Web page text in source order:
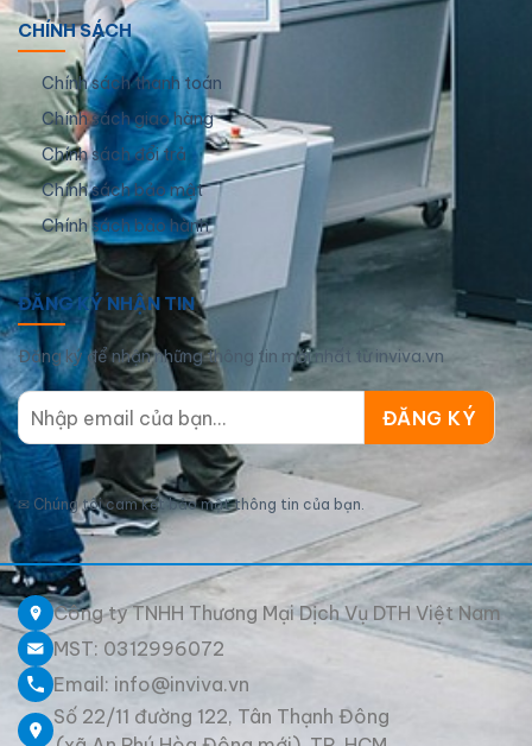
CHÍNH SÁCH
Chính sách thanh toán
Chính sách giao hàng
Chính sách đổi trả
Chính sách bảo mật
Chính sách bảo hành
ĐĂNG KÝ NHẬN TIN
Đăng ký để nhận những thông tin mới nhất từ inviva.vn
✉ Chúng tôi cam kết bảo mật thông tin của bạn.
Công ty TNHH Thương Mại Dịch Vụ DTH Việt Nam
MST: 0312996072
Email: info@inviva.vn
Số 22/11 đường 122, Tân Thạnh Đông